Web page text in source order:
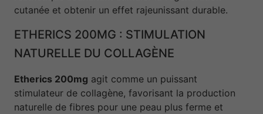
cutanée et obtenir un effet rajeunissant durable.
ETHERICS 200MG : STIMULATION
NATURELLE DU COLLAGÈNE
Etherics 200mg agit comme un puissant
stimulateur de collagène, favorisant la production
naturelle de fibres pour une peau plus ferme et